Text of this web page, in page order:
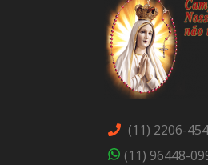
(11) 2206-
(11) 96448-